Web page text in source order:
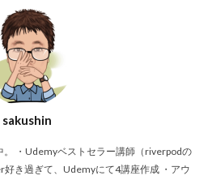
sakushin
。 ・Udemyベストセラー講師（riverpodの
き過ぎて、Udemyにて4講座作成 ・アウ